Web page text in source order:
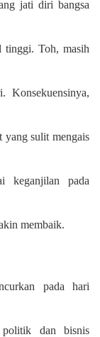
jati diri bangsa
tinggi. Toh, masih
Konsekuensinya,
yang sulit mengais
keganjilan pada
membaik.
pada hari
dan bisnis